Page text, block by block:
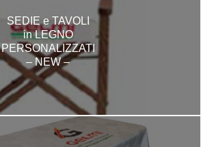
SEDIE e TAVOLI
in LEGNO
PERSONALIZZATI
– NEW –